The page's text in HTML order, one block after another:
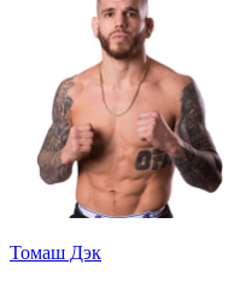
Томаш Дэк